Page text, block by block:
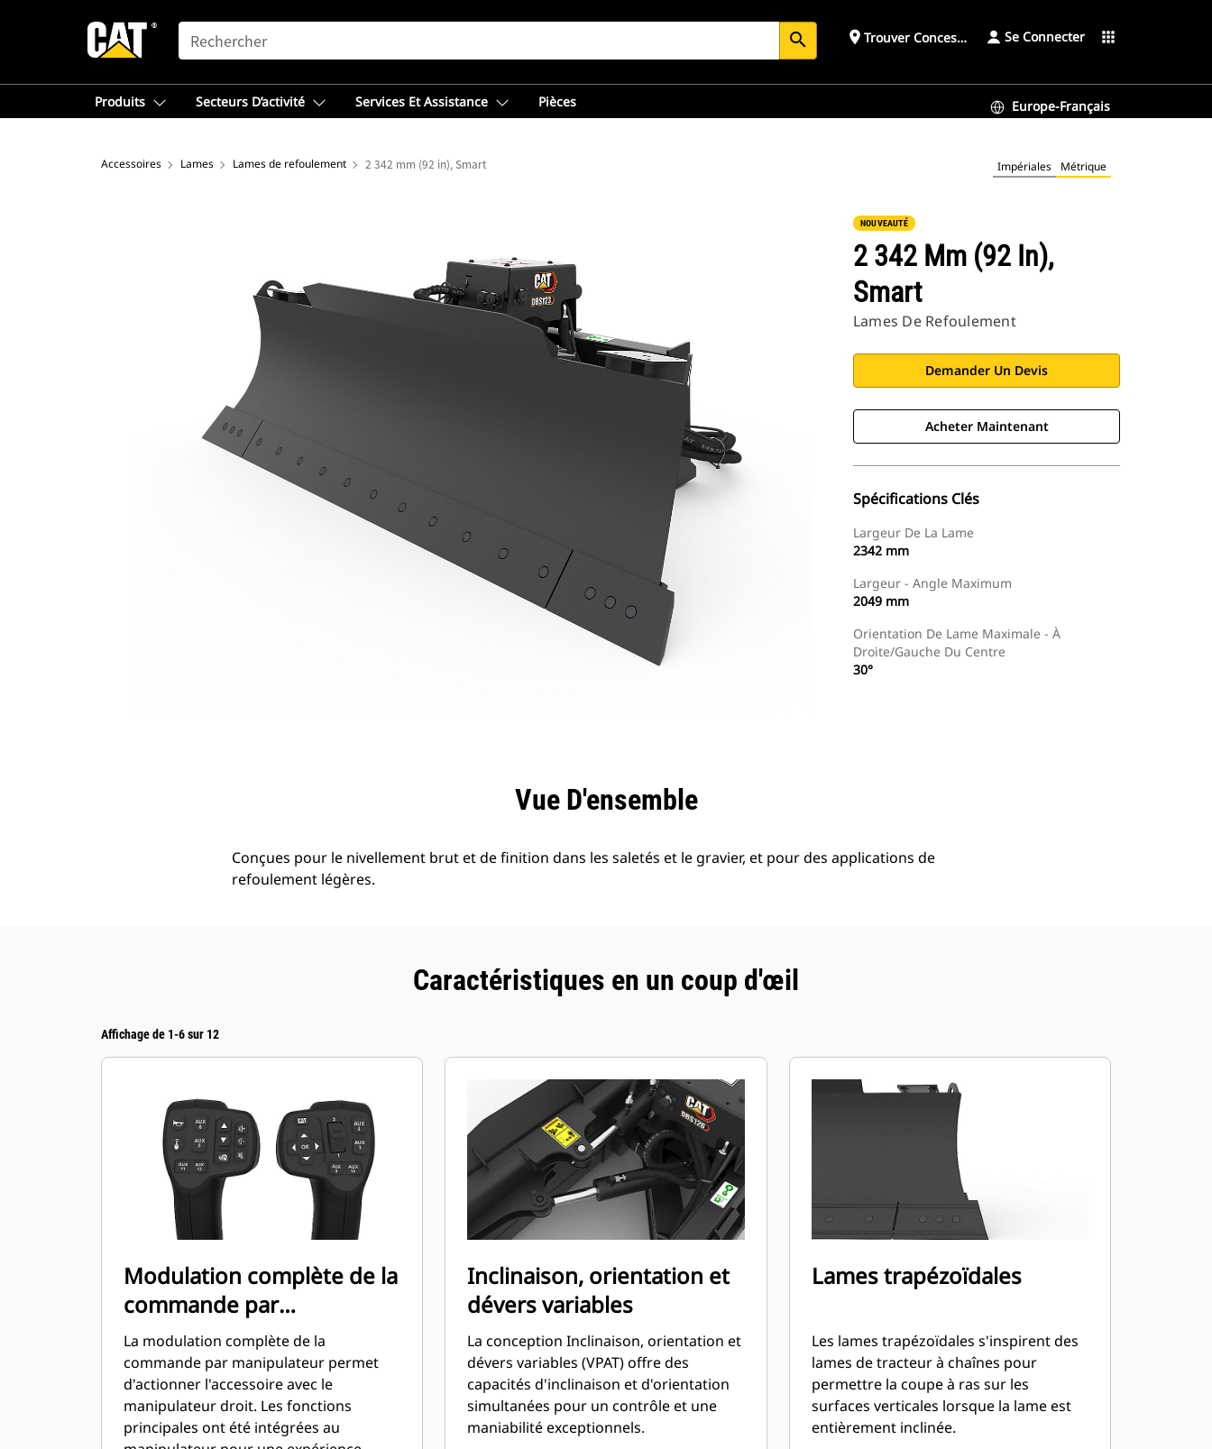
SEARCH search place Trouver ConcessionnaireSe Connecter apps
Produits Secteurs D’activité Services Et Assistance Pièces Europe-Français
Accessoires Lames Lames de refoulement 2 342 mm (92 in), Smart Impériales Métrique
NOUVEAUTÉ
2 342 Mm (92 In),
Smart
Lames De Refoulement
Demander Un Devis
Acheter Maintenant
Spécifications Clés
Largeur De La Lame
2342 mm
Largeur - Angle Maximum
2049 mm
Orientation De Lame Maximale - À
Droite/gauche Du Centre
30°
Vue D'ensemble
Conçues pour le nivellement brut et de finition dans les saletés et le gravier, et pour des applications de
refoulement légères.
Caractéristiques en un coup d'œil
Affichage de 1-6 sur 12
Modulation complète de la
commande par
manipulateur
La modulation complète de la
commande par manipulateur permet
d'actionner l'accessoire avec le
manipulateur droit. Les fonctions
principales ont été intégrées au
Inclinaison, orientation et
dévers variables
La conception Inclinaison, orientation et
dévers variables (VPAT) offre des
capacités d'inclinaison et d'orientation
simultanées pour un contrôle et une
maniabilité exceptionnels.
Lames trapézoïdales
Les lames trapézoïdales s'inspirent des
lames de tracteur à chaînes pour
permettre la coupe à ras sur les
surfaces verticales lorsque la lame est
entièrement inclinée.